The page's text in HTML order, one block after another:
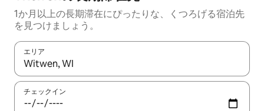
1か月以上の長期滞在にぴったりな、くつろげる宿泊先
を見つけましょう。
エリア
検索結果が表示されたら、上下の矢印キーを使って移動するか
チェックイン